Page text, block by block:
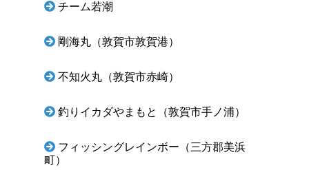
チーム若潮
剛海丸（敦賀市敦賀港）
不知火丸（敦賀市赤崎）
釣りイカダやまもと（敦賀市手ノ浦）
フィッシングレインボー（三方郡美浜
町）